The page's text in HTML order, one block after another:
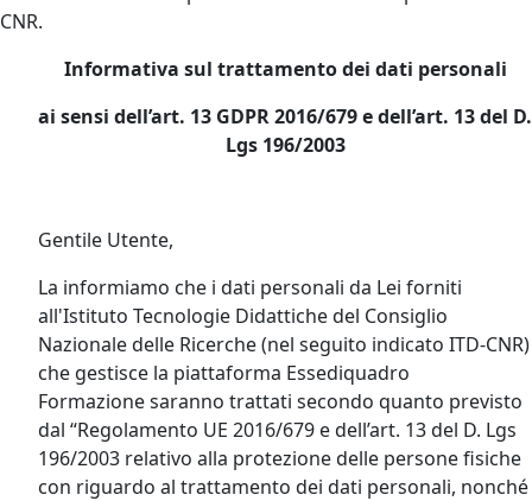
CNR.
Informativa sul trattamento dei dati personali
ai sensi dell’art. 13 GDPR 2016/679 e dell’art. 13 del D.
Lgs 196/2003
Gentile Utente,
La informiamo che i dati personali da Lei forniti
all'Istituto Tecnologie Didattiche del Consiglio
Nazionale delle Ricerche (nel seguito indicato ITD-CNR)
che gestisce la piattaforma Essediquadro
Formazione saranno trattati secondo quanto previsto
dal “Regolamento UE 2016/679 e dell’art. 13 del D. Lgs
196/2003 relativo alla protezione delle persone fisiche
con riguardo al trattamento dei dati personali, nonché